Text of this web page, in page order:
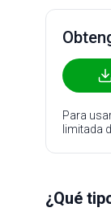
Para
limitada
¿Qué